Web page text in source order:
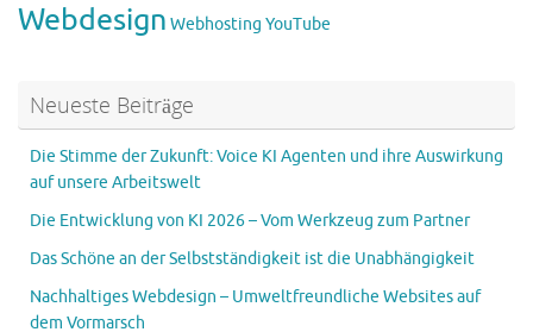
Webdesign Webhosting YouTube
Neueste Beiträge
Die Stimme der Zukunft: Voice KI Agenten und ihre Auswirkung
auf unsere Arbeitswelt
Die Entwicklung von KI 2026 – Vom Werkzeug zum Partner
Das Schöne an der Selbstständigkeit ist die Unabhängigkeit
Nachhaltiges Webdesign – Umweltfreundliche Websites auf
dem Vormarsch